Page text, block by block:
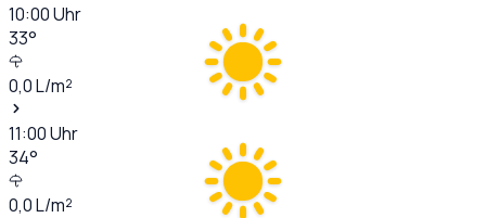
10:00Uhr
33°
0,0L/m²
11:00Uhr
34°
0,0L/m²